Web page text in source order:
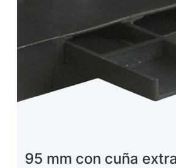
95 mm con cuña